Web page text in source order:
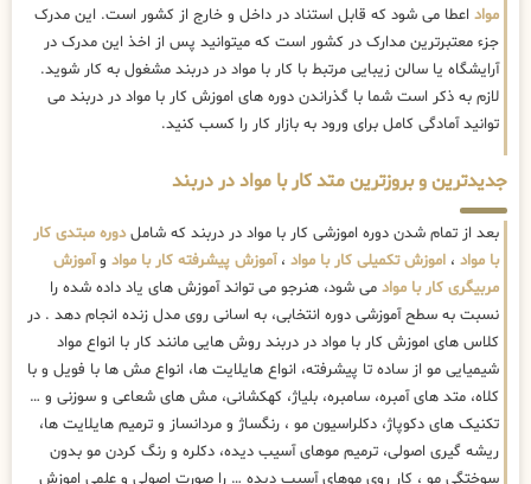
مواد اعطا می شود که قابل استناد در داخل و خارج از کشور است. این مدرک
جزء معتبرترین مدارک در کشور است که میتوانید پس از اخذ این مدرک در
آرایشگاه یا سالن زیبایی مرتبط با کار با مواد در دربند مشغول به کار شوید.
لازم به ذکر است شما با گذراندن دوره های اموزش کار با مواد در دربند می
توانید آمادگی کامل برای ورود به بازار کار را کسب کنید.
جدیدترین و بروزترین متد کار با مواد در دربند
بعد از تمام شدن دوره اموزشی کار با مواد در دربند که شاملدوره مبتدی کار
با مواد ، اموزش تکمیلی کار با مواد ،آموزش پیشرفته کار با مواد وآموزش
مربیگری کار با مواد می شود، هنرجو می تواند آموزش های یاد داده شده را
نسبت به سطح آموزشی دوره انتخابی، به اسانی روی مدل زنده انجام دهد . در
کلاس های اموزش کار با مواد در دربند روش هایی مانند کار با انواع مواد
شیمیایی مو از ساده تا پیشرفته، انواع هایلایت ها، انواع مش ها با فویل و با
کلاه، متد های آمبره، سامبره، بلیاژ، کهکشانی، مش های شعاعی و سوزنی و …
تکنیک های دکوپاژ، دکلراسیون مو ، رنگساژ و مردانساز و ترمیم هایلایت ها،
ریشه گیری اصولی، ترمیم موهای آسیب دیده، دکلره و رنگ کردن مو بدون
سوختگی مو ، کار روی موهای آسیب دیده … را صورت اصولی و علمی اموزش